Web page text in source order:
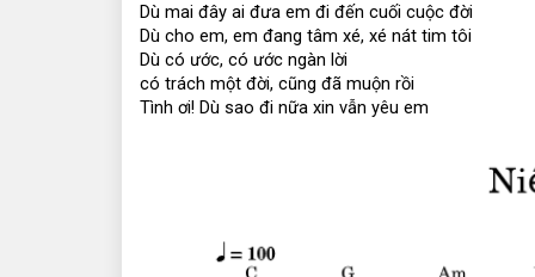
Dù mai đây ai đưa em đi đến cuối cuộc đời
Dù cho em, em đang tâm xé, xé nát tim tôi
Dù có ước, có ước ngàn lời
có trách một đời, cũng đã muộn rồi
Tình ơi! Dù sao đi nữa xin vẫn yêu em